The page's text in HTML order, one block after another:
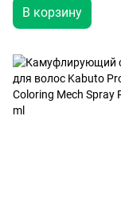
В корзину